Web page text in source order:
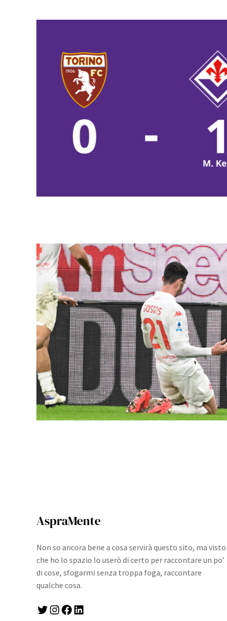
AspraMente
Non so ancora bene a cosa servirà questo sito, ma visto
che ho lo spazio lo userò di certo per raccontare un po’
di cose, sfogarmi senza troppa foga, raccontare
qualche cosa.
Twitter Instagram Facebook LinkedIn